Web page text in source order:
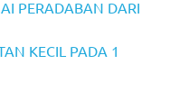
PERADABAN DARI
KECIL PADA 1